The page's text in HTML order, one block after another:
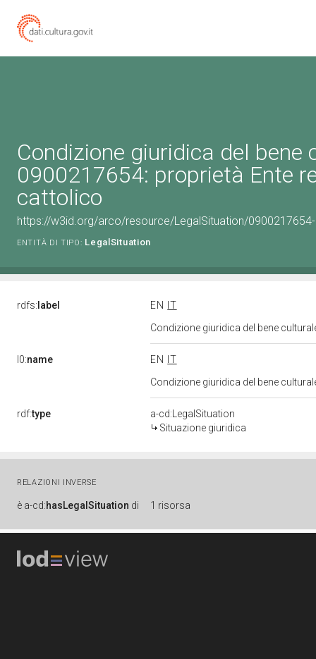
Condizione giuridica del bene
0900217654: proprietà Ente
cattolico
https://w3id.org/arco/resource/LegalSituation/
ENTITÀ DI TIPO: LegalSituation
rdfs: label EN
IT
Condizione giuridica del bene
l0:name EN
IT
Condizione giuridica del bene
rdf:type
a-cd:LegalSituation
Situazione giuridica
RELAZIONI INVERSE
è a-cd:hasLegalSituation di 1 risorsa